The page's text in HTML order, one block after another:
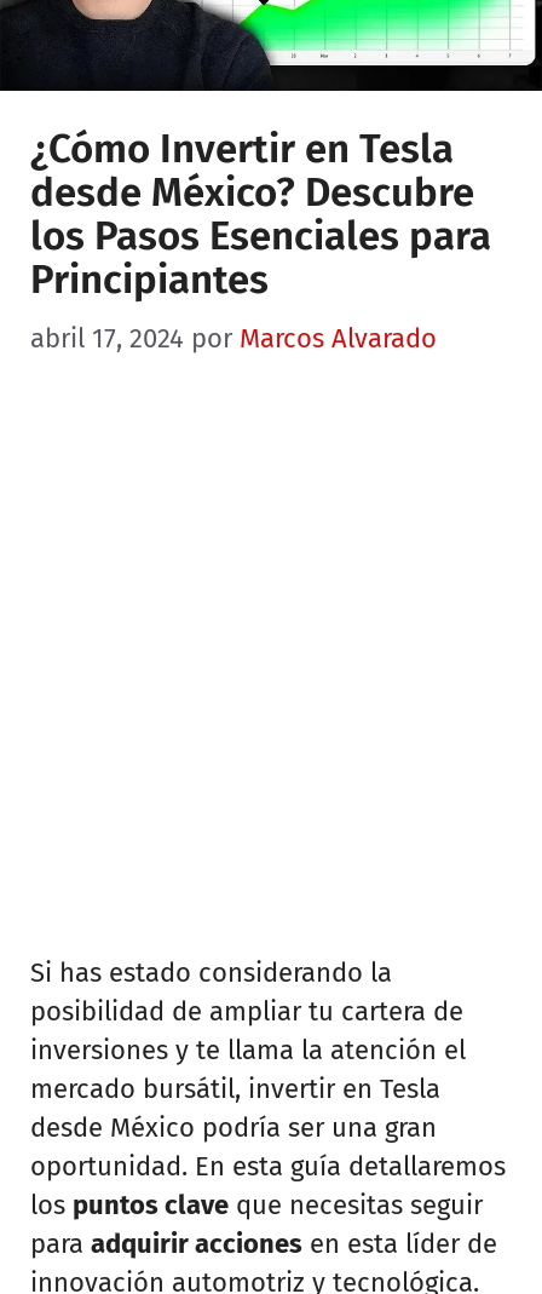
¿Cómo Invertir en Tesla
desde México? Descubre
los Pasos Esenciales para
Principiantes
abril 17, 2024 por Marcos Alvarado
Si has estado considerando la
posibilidad de ampliar tu cartera de
inversiones y te llama la atención el
mercado bursátil, invertir en Tesla
desde México podría ser una gran
oportunidad. En esta guía detallaremos
los puntos clave que necesitas seguir
para adquirir acciones en esta líder de
innovación automotriz y tecnológica.